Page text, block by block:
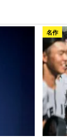
名作